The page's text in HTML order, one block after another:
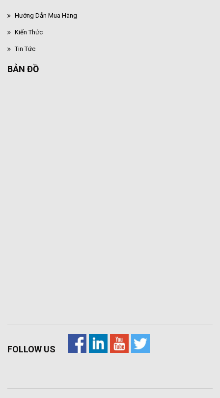
Hướng Dẫn Mua Hàng
Kiến Thức
Tin Tức
BẢN ĐỒ
FOLLOW US